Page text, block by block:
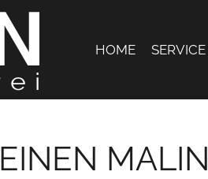
HOME SERVICE
MALIN